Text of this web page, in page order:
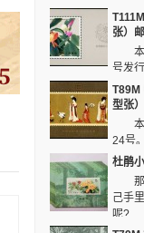
209.1万枚。画面
了牡丹亭——游园
景，图中女子婀
姿，手拿团扇，淑
质十足，与园中的
热烈的花朵交相呼
十分的好看。
张）
本
号发
木莲与华盖木，共
小型张，所以发行
量稀少，值得收藏
印刷质量有保障
T89M
型张）
本
24号
女图——全卷，全套
面，这枚邮票更是
北京邮票厂，采用
收藏家不能错过的
杜鹃
那
己手
呢?